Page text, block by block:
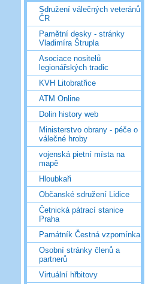
Sdružení válečných veteránů
ČR
Pamětní desky - stránky
Vladimíra Štrupla
Asociace nositelů
legionářských tradic
KVH Litobratřice
ATM Online
Dolin history web
Ministerstvo obrany - péče o
válečné hroby
vojenská pietní místa na
mapě
Hloubkaři
Občanské sdružení Lidice
Četnická pátrací stanice
Praha
Památník Čestná vzpomínka
Osobní stránky členů a
partnerů
Virtuální hřbitovy